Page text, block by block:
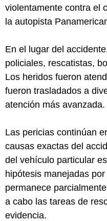
violentamente contra el
la autopista
En el lugar del
policiales, rescatistas,
Los heridos fueron
fueron trasladados a
atención más avanzada.
Las pericias continúan
causas exactas del
del vehículo particular
hipótesis manejadas
permanece
a cabo las tareas de
evidencia.